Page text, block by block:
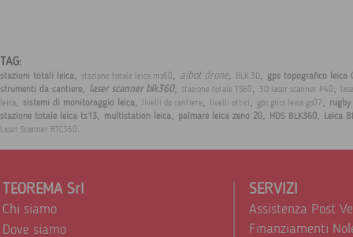
TAG:
stazioni totali leica, stazione totale leica ms60, aibot drone, BLK 3D, gps topografico leica
strumenti da cantiere, laser scanner blk360, stazione totale TS60, 3D laser scanner P40,
leica, sistemi di monitoraggio leica, livelli da cantiere, livelli ottici, gps gnss leica gs07, rugby
stazione totale leica ts13, multistation leica, palmare leica zeno 20, HDS BLK360, Leica
Laser Scanner RTC360.
TEOREMA Srl
Chi siamo
Dove siamo
SERVIZI
Assistenza Post
Finanziamenti